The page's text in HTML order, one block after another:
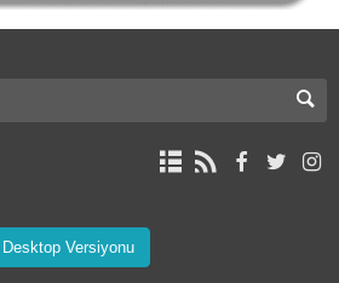
Desktop Versiyonu